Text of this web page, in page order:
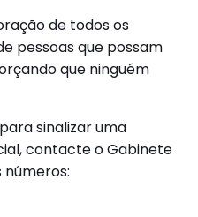
de todos os
pessoas que possam
que ninguém
sinalizar uma
contacte o Gabinete
números: